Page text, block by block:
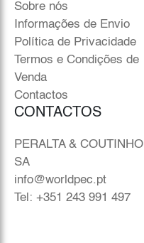
Sobre nós
Informações de Envio
Política de Privacidade
Termos e Condições de
Venda
Contactos
CONTACTOS
PERALTA & COUTINHO
SA
info@worldpec.pt
Tel: +351 243 991 497